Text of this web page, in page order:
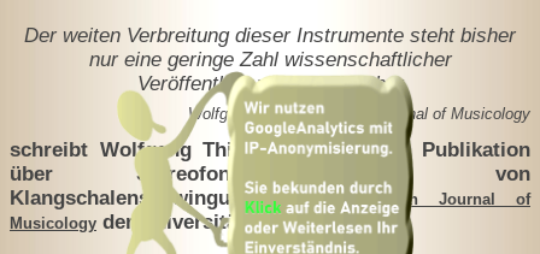
Der weiten Verbreitung dieser Instrumente steht bisher
nur eine geringe Zahl wissenschaftlicher
Veröffentlichungen gegenüber
Wolfgang Thies, European Journal of Musicology
schreibt Wolfgang Thies 2010 in seiner Publikation
über Stereofone Synthese von
Klangschalenschwingungen imEuropean Journal of
Musicology der Universität Bern.